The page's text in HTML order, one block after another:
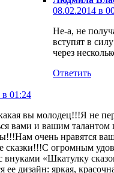
08.02.2014 в
Не-а, не
вступят в
через
Ответить
в 01:24
вы молодец!!!Я не
вами и вашим талантом
очень нравятся
сказки!!!С огромным
внуками «Шкатулку
ее дизайн: яркая,